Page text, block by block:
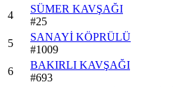
4
SÜMER KAVŞAĞI
#25
5
SANAYİ KÖPRÜLÜ
#1009
6
BAKIRLI KAVŞAĞI
#693